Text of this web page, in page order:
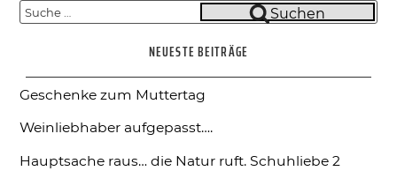
Suche
Suchen
NEUESTE BEITRÄGE
Geschenke zum Muttertag
Weinliebhaber aufgepasst….
Hauptsache raus… die Natur ruft. Schuhliebe 2